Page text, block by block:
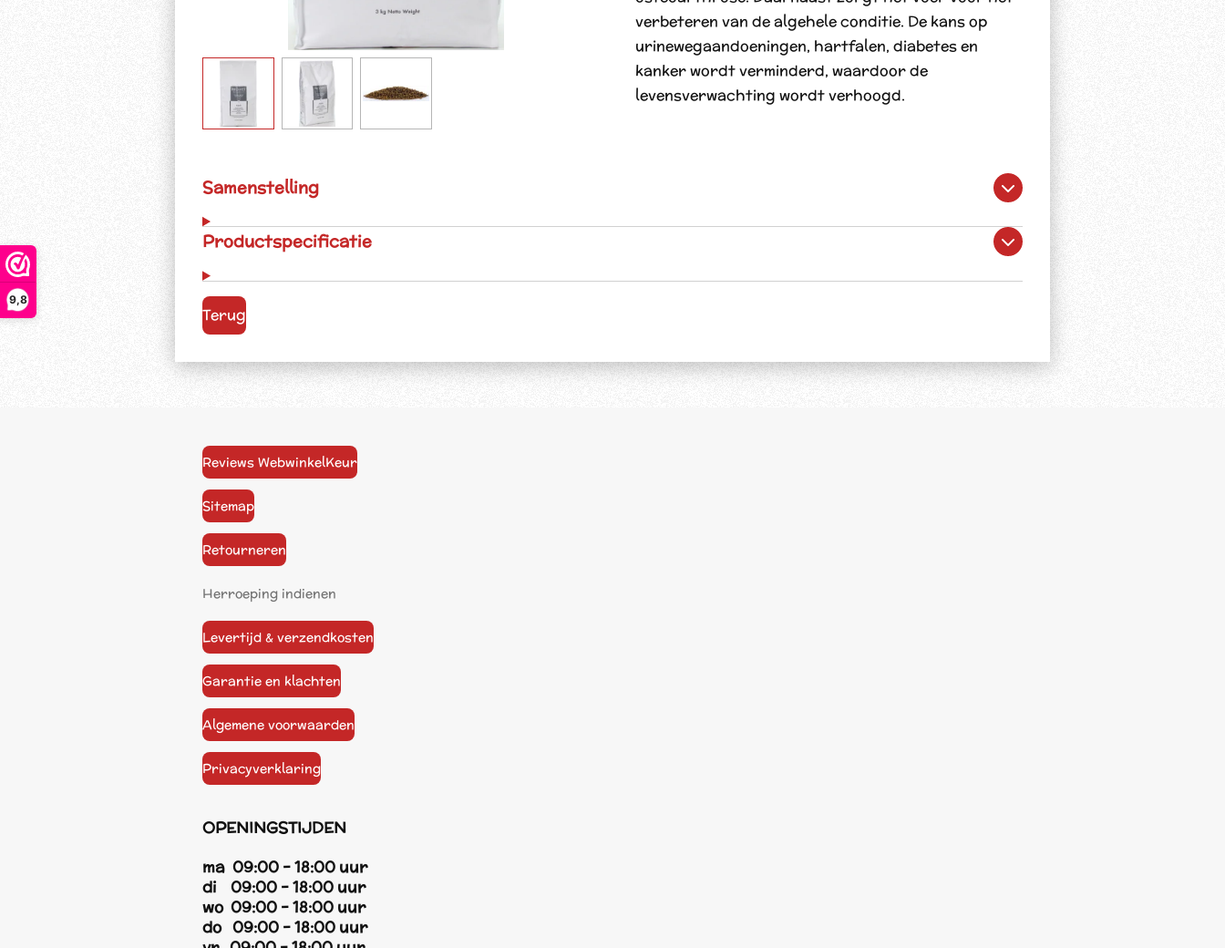
9,8
verbeteren van de algehele conditie. De kans op
urinewegaandoeningen, hartfalen, diabetes en
kanker wordt verminderd, waardoor de
levensverwachting wordt verhoogd.
Samenstelling
Productspecificatie
Terug
Reviews WebwinkelKeur
Sitemap
Retourneren
Herroeping indienen
Levertijd & verzendkosten
Garantie en klachten
Algemene voorwaarden
Privacyverklaring
OPENINGSTIJDEN
ma 09:00 - 18:00 uur
di 09:00 - 18:00 uur
wo 09:00 - 18:00 uur
do 09:00 - 18:00 uur